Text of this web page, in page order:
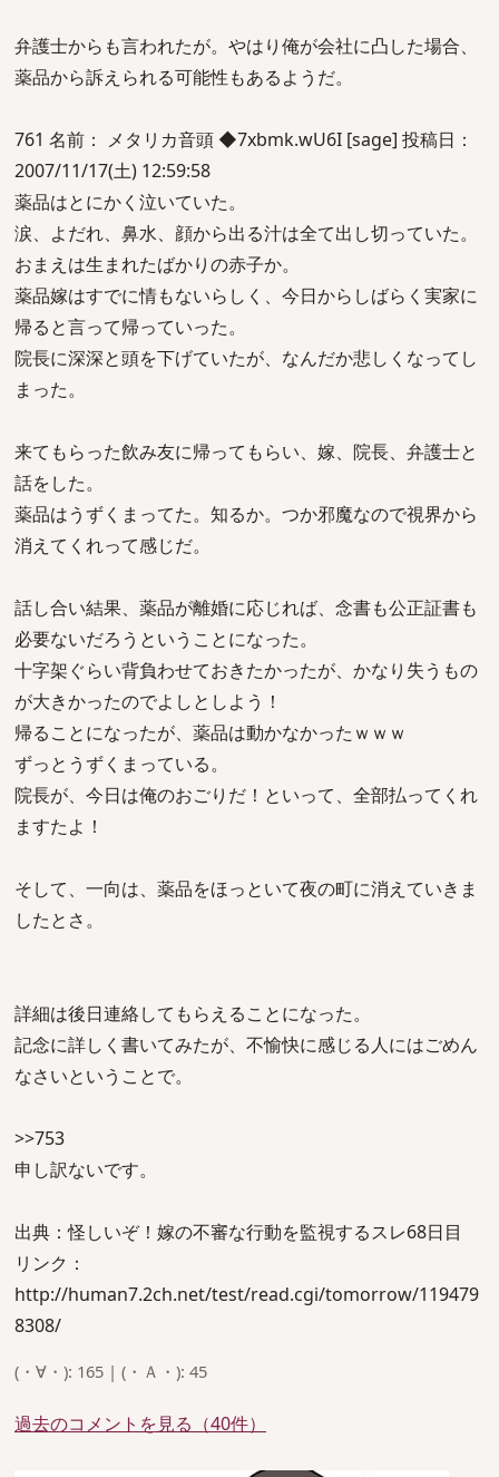
弁護士からも言われたが。やはり俺が会社に凸した場合、
薬品から訴えられる可能性もあるようだ。
761 名前： メタリカ音頭 ◆7xbmk.wU6I [sage] 投稿日：
2007/11/17(土) 12:59:58
薬品はとにかく泣いていた。
涙、よだれ、鼻水、顔から出る汁は全て出し切っていた。
おまえは生まれたばかりの赤子か。
薬品嫁はすでに情もないらしく、今日からしばらく実家に
帰ると言って帰っていった。
院長に深深と頭を下げていたが、なんだか悲しくなってし
まった。
来てもらった飲み友に帰ってもらい、嫁、院長、弁護士と
話をした。
薬品はうずくまってた。知るか。つか邪魔なので視界から
消えてくれって感じだ。
話し合い結果、薬品が離婚に応じれば、念書も公正証書も
必要ないだろうということになった。
十字架ぐらい背負わせておきたかったが、かなり失うもの
が大きかったのでよしとしよう！
帰ることになったが、薬品は動かなかったｗｗｗ
ずっとうずくまっている。
院長が、今日は俺のおごりだ！といって、全部払ってくれ
ますたよ！
そして、一向は、薬品をほっといて夜の町に消えていきま
したとさ。
詳細は後日連絡してもらえることになった。
記念に詳しく書いてみたが、不愉快に感じる人にはごめん
なさいということで。
>>753
申し訳ないです。
出典：怪しいぞ！嫁の不審な行動を監視するスレ68日目
リンク：
http://human7.2ch.net/test/read.cgi/tomorrow/119479
8308/
(・∀・): 165 | (・Ａ・): 45
過去のコメントを見る（40件）